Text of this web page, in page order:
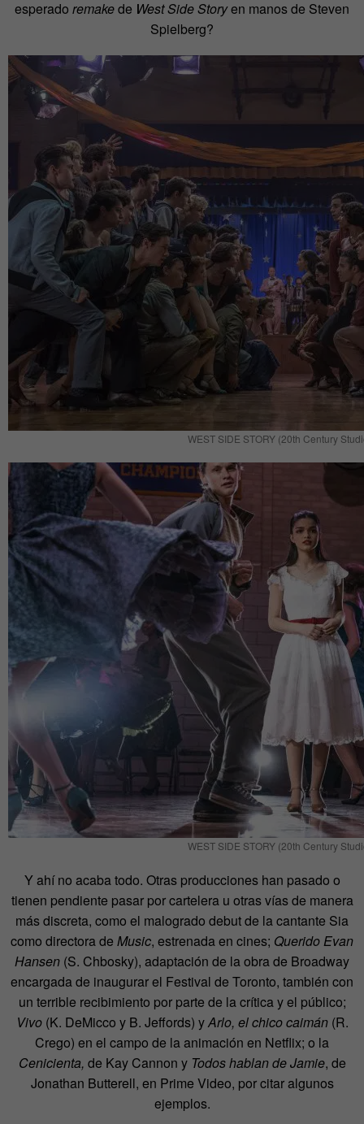
esperado remakede West Side Storyen manos de Steven
Spielberg?
WEST SIDE STORY (20th Century
WEST SIDE STORY (20th Century
Y ahí no acaba todo. Otras producciones han pasado o
tienen pendiente pasar por cartelera u otras vías de manera
más discreta, como el malogrado debut de la cantante Sia
como directora de Music, estrenada en cines; Querido Evan
Hansen (S. Chbosky), adaptación de la obra de Broadway
encargada de inaugurar el Festival de Toronto, también con
un terrible recibimiento por parte de la crítica y el público;
Vivo(K. DeMicco y B. Jeffords) yArlo, el chico caimán(R.
Crego) en el campo de la animación en Netflix; o la
Cenicienta, de Kay Cannon y Todos hablan de Jamie, de
Jonathan Butterell, en Prime Video, por citar algunos
ejemplos.